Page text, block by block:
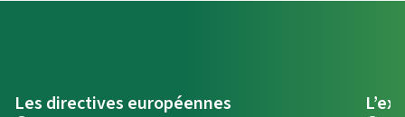
Les directives européennes